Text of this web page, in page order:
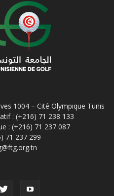
1004 – Cité Olympique Tunis
: (+216) 71 238 133
: (+216) 71 237 087
71 237 299